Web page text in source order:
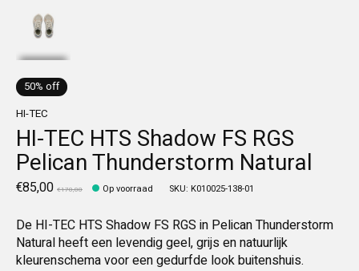
50% off
HI-TEC
HI-TEC HTS Shadow FS RGS
Pelican Thunderstorm Natural
€85,00 €170,00 Op voorraad SKU: K010025-138-01
De HI-TEC HTS Shadow FS RGS in Pelican Thunderstorm
Natural heeft een levendig geel, grijs en natuurlijk
kleurenschema voor een gedurfde look buitenshuis.